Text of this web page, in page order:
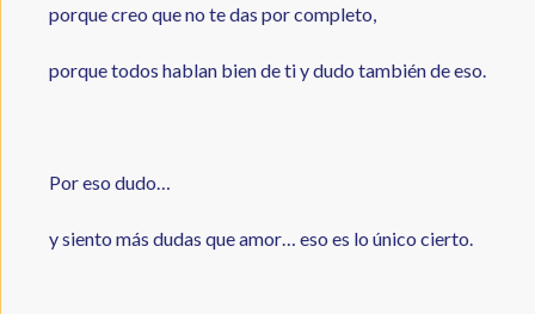
porque creo que no te das por completo,
porque todos hablan bien de ti y dudo también de eso.
Por eso dudo…
y siento más dudas que amor… eso es lo único cierto.